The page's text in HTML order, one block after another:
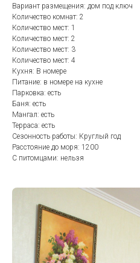
Вариант размещения: дом под ключ
Количество комнат: 2
Количество мест: 1
Количество мест: 2
Количество мест: 3
Количество мест: 4
Кухня: В номере
Питание: в номере на кухне
Парковка: есть
Баня: есть
Мангал: есть
Терраса: есть
Сезонность работы: Круглый год
Расстояние до моря: 1200
С питомцами: нельзя